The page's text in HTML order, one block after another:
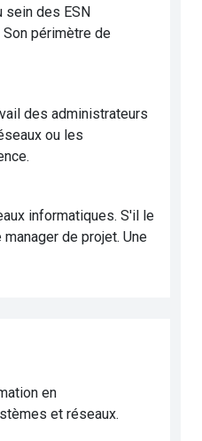
sein des ESN
périmètre de
des administrateurs
ou les
informatiques. S'il le
de projet. Une
en
et réseaux.